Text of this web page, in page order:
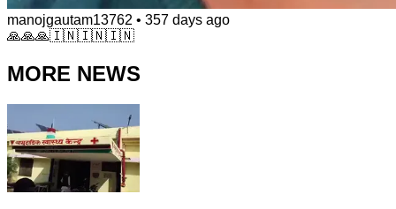
manojgautam13762 • 357 days ago
🙏🙏🙏🇮🇳🇮🇳🇮🇳
MORE NEWS